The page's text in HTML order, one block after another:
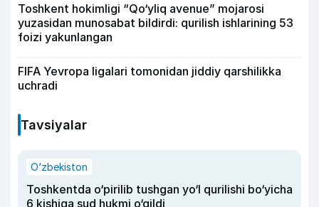
Toshkent hokimligi “Qo‘yliq avenue” mojarosi
yuzasidan munosabat bildirdi: qurilish ishlarining 53
foizi yakunlangan
FIFA Yevropa ligalari tomonidan jiddiy qarshilikka
uchradi
Tavsiyalar
O‘zbekiston
Toshkentda o‘pirilib tushgan yo‘l qurilishi bo‘yicha
6 kishiga sud hukmi o‘qildi